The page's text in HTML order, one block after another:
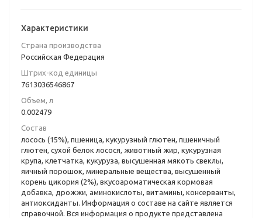
Характеристики
Страна производства
Российская Федерация
Штрих-код единицы
7613036546867
Объем, л
0.002479
Состав
лосось (15%), пшеница, кукурузный глютен, пшеничный
глютен, сухой белок лосося, животный жир, кукурузная
крупа, клетчатка, кукуруза, высушенная мякоть свеклы,
яичный порошок, минеральные вещества, высушенный
корень цикория (2%), вкусоароматическая кормовая
добавка, дрожжи, аминокислоты, витамины, консерванты,
антиоксиданты. Информация о составе на сайте является
справочной. Вся информация о продукте представлена